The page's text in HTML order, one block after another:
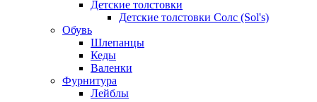
Детские толстовки
Детские толстовки Солс (Sol's)
Обувь
Шлепанцы
Кеды
Валенки
Фурнитура
Лейблы